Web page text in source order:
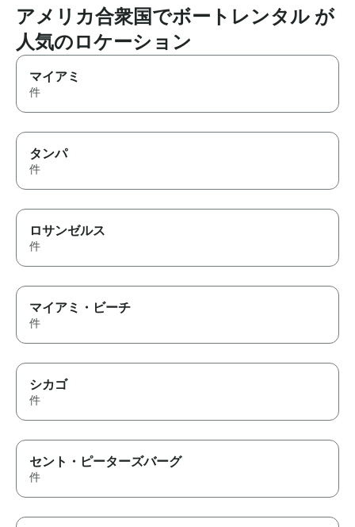
experience,
recommend
back again
アメリカ合衆国でボートレンタル が
人気のロケーション
マイアミ
件
タンパ
件
ロサンゼルス
件
マイアミ・ビーチ
件
シカゴ
件
セント・ピーターズバーグ
件